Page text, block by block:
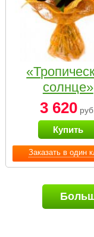
Заказать в один
солнце»
3 620 руб.
Купить